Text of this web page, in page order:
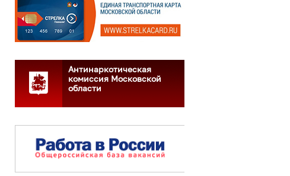
Антинаркотическая
комиссия Московской
области